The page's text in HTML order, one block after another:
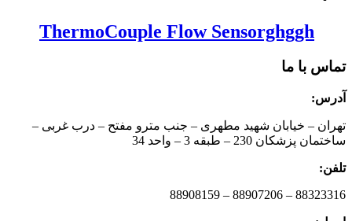
ThermoCouple Flow Sensorghggh
تماس با ما
آدرس:
تهران – خیابان شهید مطهری – جنب مترو مفتح – درب غربی –
ساختمان پزشکان 230 – طبقه 3 – واحد 34
تلفن:
88323316 – 88907206 – 88908159